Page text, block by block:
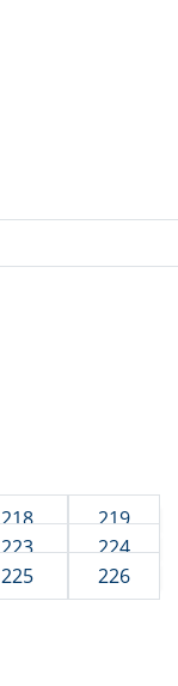
218
219
223
224
225
226